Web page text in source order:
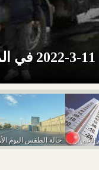
درجات الحرارة اليوم الخميس في المحافظات